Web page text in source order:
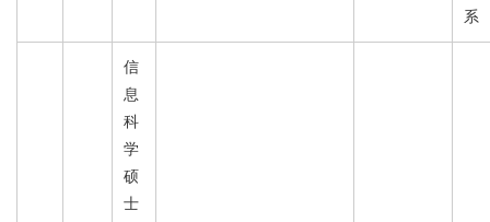
系
信
息
科
学
硕
士